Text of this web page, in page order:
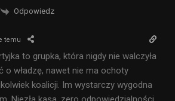
Odpowiedz
temu
to grupka, która nigdy nie walczyła
o władzę, nawet nie ma ochoty
koalicji. Im wystarczy wygodna